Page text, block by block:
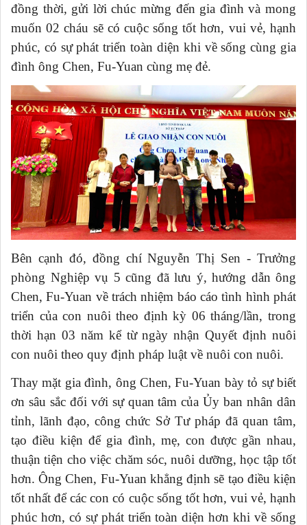
đồng thời, gửi lời chúc mừng đến gia đình và mong
muốn 02 cháu sẽ có cuộc sống tốt hơn, vui vẻ, hạnh
phúc, có sự phát triển toàn diện khi về sống cùng gia
đình ông Chen, Fu-Yuan cùng mẹ đẻ.
Bên cạnh đó, đồng chí Nguyễn Thị Sen - Trưởng
phòng Nghiệp vụ 5 cũng đã lưu ý, hướng dẫn ông
Chen, Fu-Yuan về trách nhiệm báo cáo tình hình phát
triển của con nuôi theo định kỳ 06 tháng/lần, trong
thời hạn 03 năm kể từ ngày nhận Quyết định nuôi
con nuôi theo quy định pháp luật về nuôi con nuôi.
Thay mặt gia đình, ôngChen, Fu-Yuan bày tỏ sự biết
ơn sâu sắc đối với sự quan tâm củaỦy ban nhân dân
tỉnh, lãnh đạo, công chức Sở Tư pháp đã quan tâm,
tạo điều kiện để gia đình, mẹ, con được gần nhau,
thuận tiện cho việc chăm sóc, nuôi dưỡng, học tập tốt
hơn. Ông Chen, Fu-Yuan khẳng định sẽ tạo điều kiện
tốt nhất để các concó cuộc sống tốt hơn, vui vẻ, hạnh
phúc hơn, có sự phát triển toàn diện hơn khi về sống